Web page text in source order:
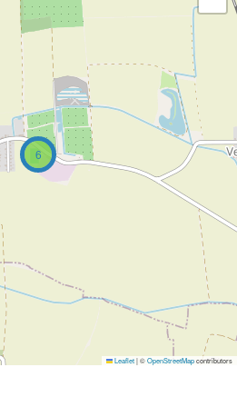
6
Leaflet|©OpenStreetMapcontributors